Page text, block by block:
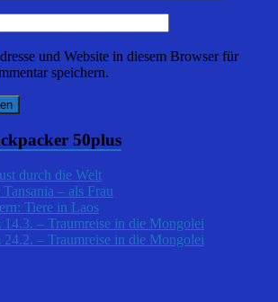
und Website in diesem Browser für
speichern.
50plus
durch die Welt
– als Frau
Tiere in Laos
– Traumreise in die Mongolei
– Traumreise in die Mongolei